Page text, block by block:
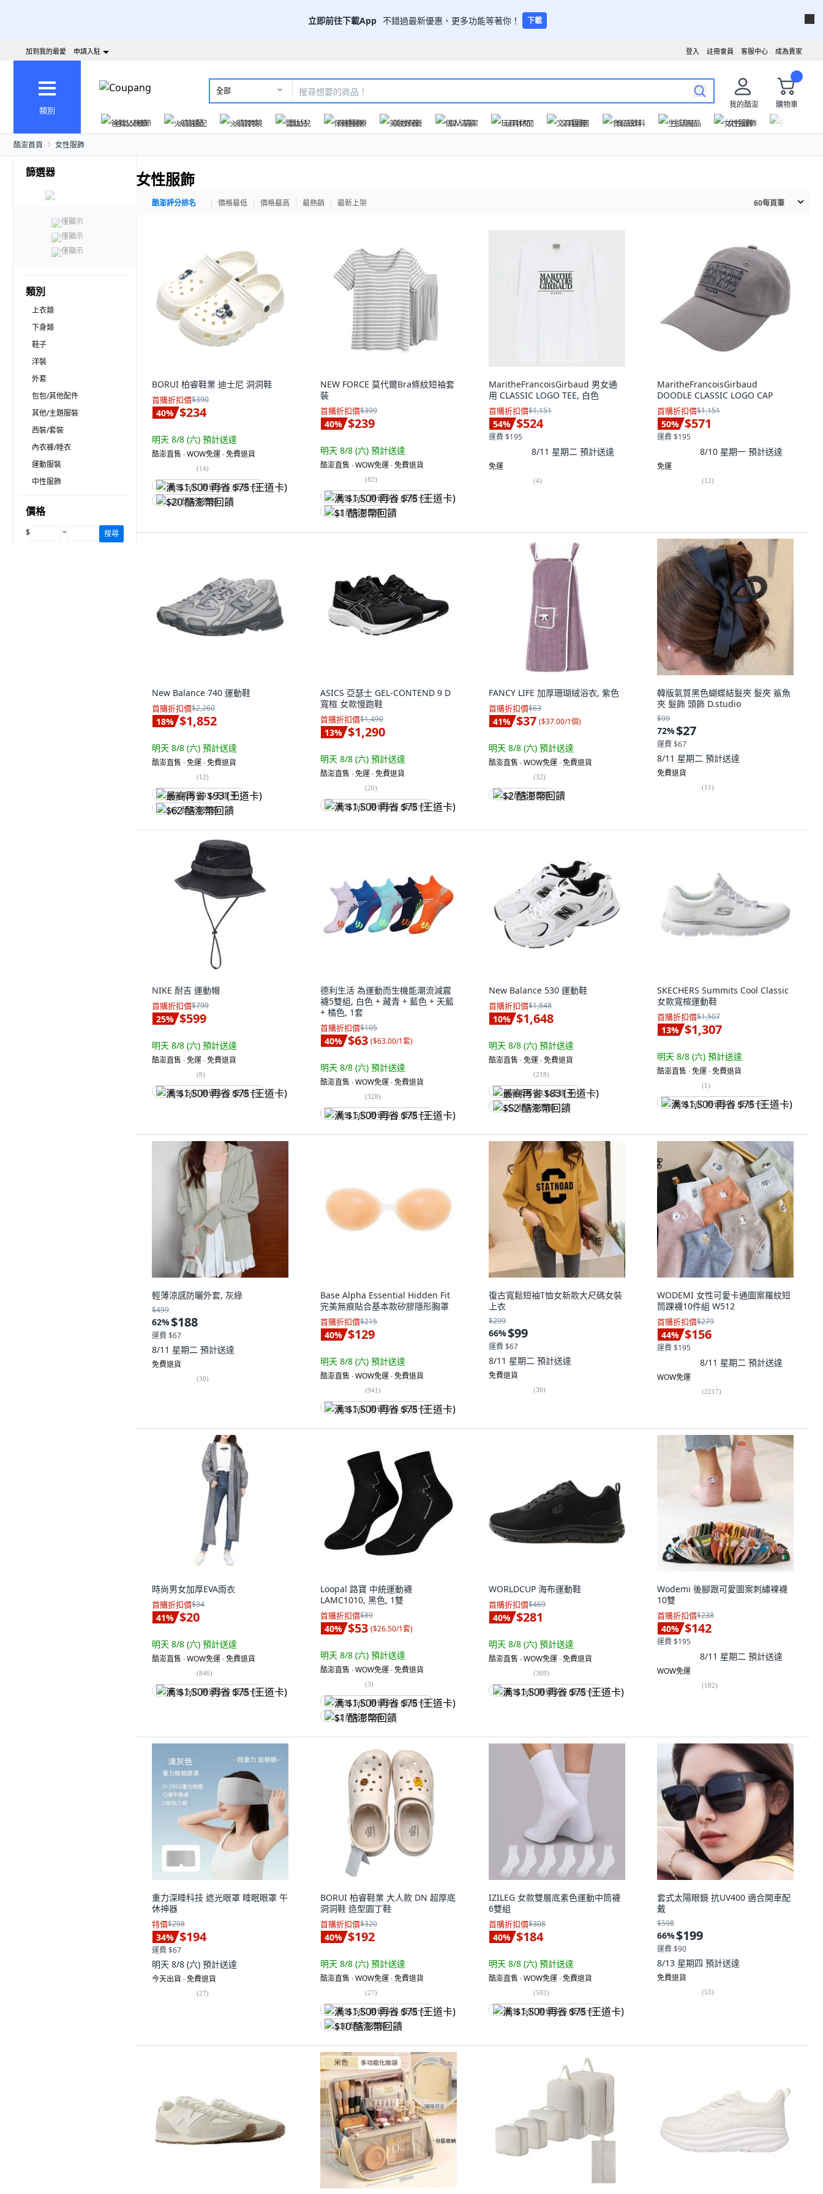
立即前往下載App 不錯過最新優惠、更多功能等著你！ 下載
成為賣家
客服中心
註冊會員
登入
加到我的最愛 申請入駐
類別
全部
我的酷澎
購物車
爸氣父親節
火箭速配 火箭跨境 嬰幼兒 保健醫療 美妝保養 個人清潔 玩具休閒 文具圖書 食品飲料 生活用品 女性服飾
酷澎首頁 女性服飾
篩選器
僅顯示
僅顯示
僅顯示
類別
上衣類
下身類
鞋子
洋裝
外套
包包/其他配件
其他/主題服裝
西裝/套裝
內衣褲/睡衣
運動服裝
中性服飾
價格
$ ~ 搜尋
女性服飾
酷澎評分排名 價格最低 價格最高 最熱銷 最新上架 60每頁筆
BORUI 柏睿鞋業 迪士尼 洞洞鞋
首購折扣價$390
40% $234
明天 8/8 (六) 預計送達
酷澎直售 ∙ WOW免運 ∙ 免費退貨
(14)
满 $1,500 再省 $75 (王道卡)
$20 酷澎幣回饋
NEW FORCE 莫代爾Bra條紋短袖套
裝
首購折扣價$399
40% $239
明天 8/8 (六) 預計送達
酷澎直售 ∙ WOW免運 ∙ 免費退貨
(82)
满 $1,500 再省 $75 (王道卡)
$1 酷澎幣回饋
MaritheFrancoisGirbaud 男女通
用 CLASSIC LOGO TEE, 白色
首購折扣價$1,151
54% $524
運費 $195
8/11 星期二 預計送達
免運
(4)
MaritheFrancoisGirbaud
DOODLE CLASSIC LOGO CAP
首購折扣價$1,151
50% $571
運費 $195
8/10 星期一 預計送達
免運
(12)
New Balance 740 運動鞋
首購折扣價$2,260
18% $1,852
明天 8/8 (六) 預計送達
酷澎直售 ∙ 免運 ∙ 免費退貨
(12)
最高再省 $93 (王道卡)
$62 酷澎幣回饋
ASICS 亞瑟士 GEL-CONTEND 9 D
寬楦 女款慢跑鞋
首購折扣價$1,490
13% $1,290
明天 8/8 (六) 預計送達
酷澎直售 ∙ 免運 ∙ 免費退貨
(20)
满 $1,500 再省 $75 (王道卡)
FANCY LIFE 加厚珊瑚絨浴衣, 紫色
首購折扣價$63
41% $37 ($37.00/1個)
明天 8/8 (六) 預計送達
酷澎直售 ∙ WOW免運 ∙ 免費退貨
(32)
$2 酷澎幣回饋
韓版氣質黑色蝴蝶結髮夾 髮夾 鯊魚
夾 髮飾 頭飾 D.studio
$99
72%$27
運費 $67
8/11 星期二 預計送達
免費退貨
(11)
NIKE 耐吉 運動帽
首購折扣價$799
25% $599
明天 8/8 (六) 預計送達
酷澎直售 ∙ 免運 ∙ 免費退貨
(8)
满 $1,500 再省 $75 (王道卡)
德利生活 為運動而生機能潮流減震
襪5雙組, 白色 + 藏青 + 藍色 + 天藍
+ 橘色, 1套
首購折扣價$105
40% $63 ($63.00/1套)
明天 8/8 (六) 預計送達
酷澎直售 ∙ WOW免運 ∙ 免費退貨
(328)
满 $1,500 再省 $75 (王道卡)
New Balance 530 運動鞋
首購折扣價$1,848
10% $1,648
明天 8/8 (六) 預計送達
酷澎直售 ∙ 免運 ∙ 免費退貨
(218)
最高再省 $83 (王道卡)
$52 酷澎幣回饋
SKECHERS Summits Cool Classic
女款寬楦運動鞋
首購折扣價$1,507
13% $1,307
明天 8/8 (六) 預計送達
酷澎直售 ∙ 免運 ∙ 免費退貨
(1)
满 $1,500 再省 $75 (王道卡)
輕薄涼感防曬外套, 灰綠
$499
62%$188
運費 $67
8/11 星期二 預計送達
免費退貨
(30)
Base Alpha Essential Hidden Fit
完美無痕貼合基本款矽膠隱形胸罩
首購折扣價$215
40% $129
明天 8/8 (六) 預計送達
酷澎直售 ∙ WOW免運 ∙ 免費退貨
(941)
满 $1,500 再省 $75 (王道卡)
復古寬鬆短袖T恤女新款大尺碼女裝
上衣
$299
66%$99
運費 $67
8/11 星期二 預計送達
免費退貨
(30)
WODEMI 女性可愛卡通圖案羅紋短
筒踝襪10件組 W512
首購折扣價$279
44% $156
運費 $195
8/11 星期二 預計送達
WOW免運
(2217)
時尚男女加厚EVA雨衣
首購折扣價$34
41% $20
明天 8/8 (六) 預計送達
酷澎直售 ∙ WOW免運 ∙ 免費退貨
(846)
满 $1,500 再省 $75 (王道卡)
Loopal 路寶 中統運動襪
LAMC1010, 黑色, 1雙
首購折扣價$89
40% $53 ($26.50/1套)
明天 8/8 (六) 預計送達
酷澎直售 ∙ WOW免運 ∙ 免費退貨
(3)
满 $1,500 再省 $75 (王道卡)
$1 酷澎幣回饋
WORLDCUP 海布運動鞋
首購折扣價$469
40% $281
明天 8/8 (六) 預計送達
酷澎直售 ∙ WOW免運 ∙ 免費退貨
(369)
满 $1,500 再省 $75 (王道卡)
Wodemi 後腳跟可愛圖案刺繡裸襪
10雙
首購折扣價$238
40% $142
運費 $195
8/11 星期二 預計送達
WOW免運
(182)
重力深睡科技 遮光眼罩 睡眠眼罩 午
休神器
特價$298
34% $194
運費 $67
明天 8/8 (六) 預計送達
今天出貨 ∙ 免費退貨
(27)
BORUI 柏睿鞋業 大人款 DN 超厚底
洞洞鞋 造型園丁鞋
首購折扣價$320
40% $192
明天 8/8 (六) 預計送達
酷澎直售 ∙ WOW免運 ∙ 免費退貨
(27)
满 $1,500 再省 $75 (王道卡)
$10 酷澎幣回饋
IZILEG 女款雙層底素色運動中筒襪
6雙組
首購折扣價$308
40% $184
明天 8/8 (六) 預計送達
酷澎直售 ∙ WOW免運 ∙ 免費退貨
(502)
满 $1,500 再省 $75 (王道卡)
套式太陽眼鏡 抗UV400 適合開車配
戴
$598
66%$199
運費 $90
8/13 星期四 預計送達
免費退貨
(53)